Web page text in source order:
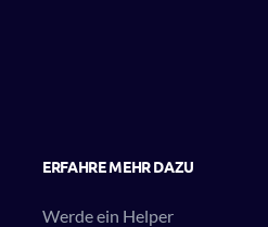
ERFAHRE MEHR DAZU
Werde ein Helper